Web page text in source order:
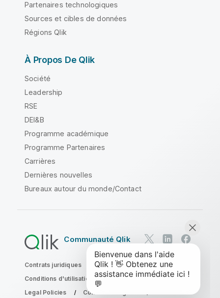
Partenaires technologiques
Sources et cibles de données
Régions Qlik
À Propos De Qlik
Société
Leadership
RSE
DEI&B
Programme académique
Programme Partenaires
Carrières
Dernières nouvelles
Bureaux autour du monde/Contact
Communauté Qlik
Contrats juridiques
Conditions d'utilisation des produits
Legal Policies
Conditions légales